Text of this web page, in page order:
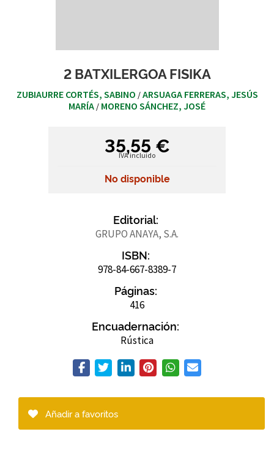
2 BATXILERGOA FISIKA
ZUBIAURRE CORTÉS, SABINO /ARSUAGA FERRERAS, JESÚS
MARÍA / MORENO SÁNCHEZ, JOSÉ
35,55 €
IVA incluido
No disponible
Editorial:
GRUPO ANAYA, S.A.
ISBN:
978-84-667-8389-7
Páginas:
416
Encuadernación:
Rústica
Añadir a favoritos